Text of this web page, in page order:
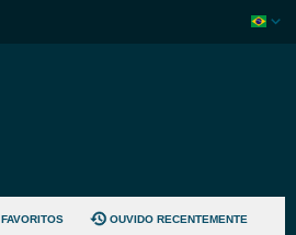
FAVORITOS OUVIDO RECENTEMENTE